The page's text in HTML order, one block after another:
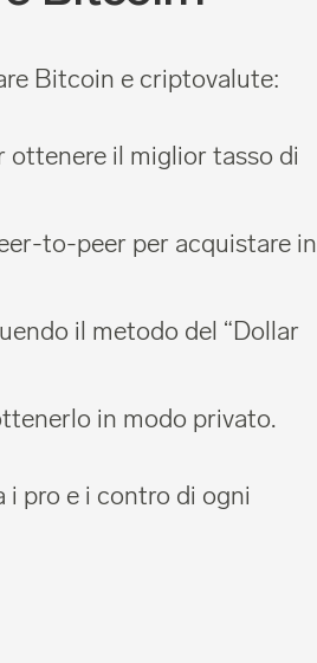
Bitcoin e criptovalute:
ottenere il miglior tasso di
to-peer per acquistare in
il metodo del “Dollar
in modo privato.
pro e i contro di ogni